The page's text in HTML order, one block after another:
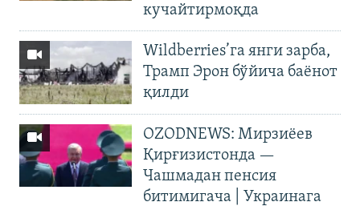
кучайтирмоқда
Wildberries’га янги зарба,
Трамп Эрон бўйича баёнот
қилди
OZODNEWS: Мирзиёев
Қирғизистонда —
Чашмадан пенсия
битимигача | Украинага